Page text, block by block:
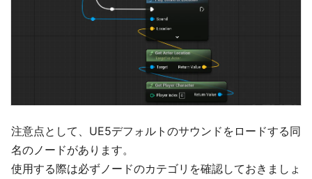
注意点として、UE5デフォルトのサウンドをロードする同
名のノードがあります。
使用する際は必ずノードのカテゴリを確認しておきましょ